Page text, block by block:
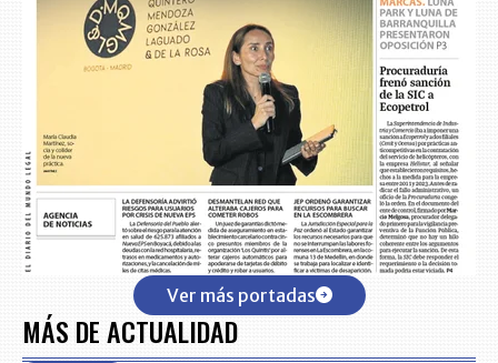
Ver más portadas
MÁS DE ACTUALIDAD